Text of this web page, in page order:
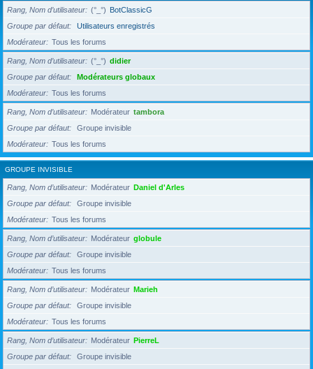
Rang, Nom d’utilisateur (°_°) BotClassicG
Groupe par défaut
Utilisateurs enregistrés
Modérateur
Tous les forums
Rang, Nom d’utilisateur (°_°) didier
Groupe par défaut
Modérateurs globaux
Modérateur
Tous les forums
Rang, Nom d’utilisateur Modérateur tambora
Groupe par défaut
Groupe invisible
Modérateur
Tous les forums
GROUPE INVISIBLE
Rang, Nom d’utilisateur Modérateur Daniel d'Arles
Groupe par défaut
Groupe invisible
Modérateur
Tous les forums
Rang, Nom d’utilisateur Modérateur globule
Groupe par défaut
Groupe invisible
Modérateur
Tous les forums
Rang, Nom d’utilisateur Modérateur Marieh
Groupe par défaut
Groupe invisible
Modérateur
Tous les forums
Rang, Nom d’utilisateur Modérateur PierreL
Groupe par défaut
Groupe invisible